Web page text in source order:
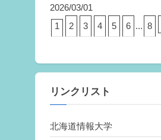
2026/03/01
1
2 3 4 5 6 ... 8
リンクリスト
北海道情報大学